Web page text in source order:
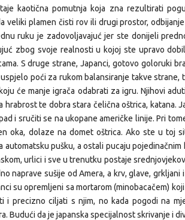
kaotična pomutnja koja zna rezultirati
veliki plamen čisti rov ili drugi prostor,
ruku je zadovoljavajuć jer ste donijeli
zbog svoje realnosti u kojoj ste upravo
S druge strane, Japanci, gotovo goloruki
poći za rukom balansiranje takve strane,
će manje igrača odabrati za igru. Njihovi
te dobra stara čelična oštrica, katana.
i sručiti se na ukopane američke linije. Pri
oka, dolaze na domet oštrica. Ako ste u toj
automatsku pušku, a ostali pucaju pojedinačnim
urlici i sve u trenutku postaje
naprave sušije od Amera, a krv, glave, grkljani
su opremljeni sa mortarom (minobacačem)
i precizno ciljati s njim, no kada pogodi na
Budući da je japanska specijalnost skrivanje i